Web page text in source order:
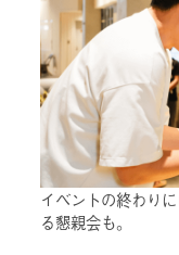
イベントの終わり
る懇親会も。